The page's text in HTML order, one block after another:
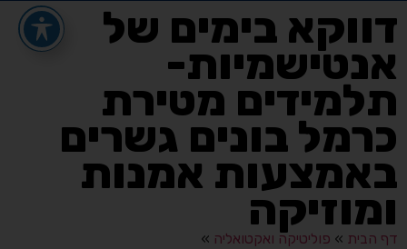
דווקא בימים של
אנטישמיות-
תלמידים מטירת
כרמל בונים גשרים
באמצעות אמנות
ומוזיקה
דף הבית » פוליטיקה ואקטואליה »